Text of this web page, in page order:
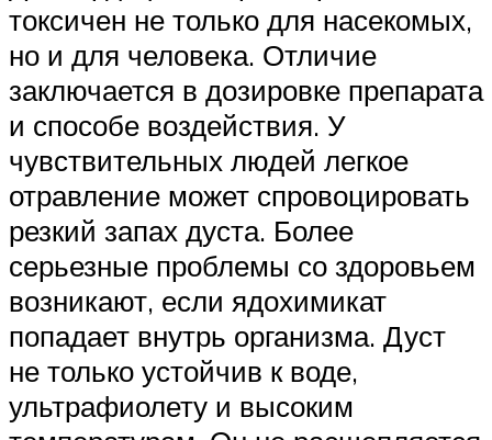
токсичен не только для насекомых,
но и для человека. Отличие
заключается в дозировке препарата
и способе воздействия. У
чувствительных людей легкое
отравление может спровоцировать
резкий запах дуста. Более
серьезные проблемы со здоровьем
возникают, если ядохимикат
попадает внутрь организма. Дуст
не только устойчив к воде,
ультрафиолету и высоким